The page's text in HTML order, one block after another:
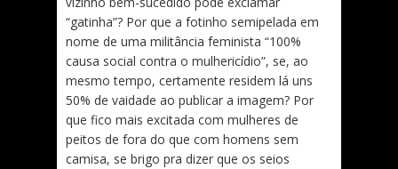
“gatinha”? Por que a fotinho semipelada em
nome de uma militância feminista “100%
causa social contra o mulhericídio”, se, ao
mesmo tempo, certamente residem lá uns
50% de vaidade ao publicar a imagem? Por
que fico mais excitada com mulheres de
peitos de fora do que com homens sem
camisa, se brigo pra dizer que os seios